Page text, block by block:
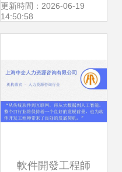
書與軟件研發工具
更新時間：2026-06-19
14:50:58
軟件開發工程師